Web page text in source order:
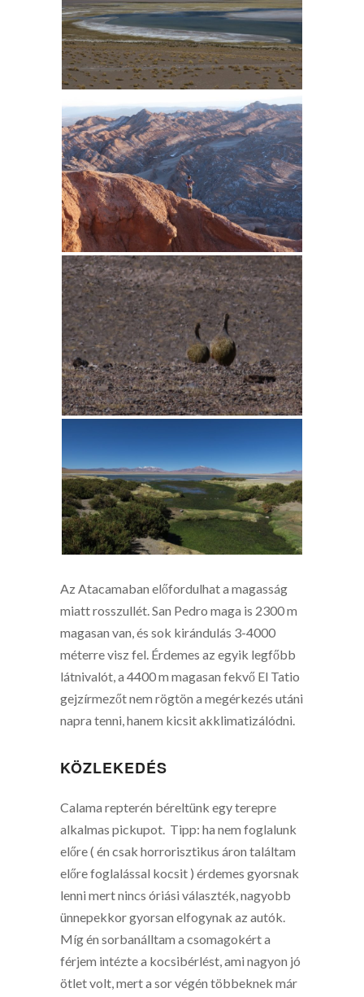
Az Atacamaban előfordulhat a magasság
miatt rosszullét. San Pedro maga is 2300 m
magasan van, és sok kirándulás 3-4000
méterre visz fel. Érdemes az egyik legfőbb
látnivalót, a 4400 m magasan fekvő El Tatio
gejzírmezőt nem rögtön a megérkezés utáni
napra tenni, hanem kicsit akklimatizálódni.
KÖZLEKEDÉS
Calama repterén béreltünk egy terepre
alkalmas pickupot. Tipp: ha nem foglalunk
előre ( én csak horrorisztikus áron találtam
előre foglalással kocsit ) érdemes gyorsnak
lenni mert nincs óriási választék, nagyobb
ünnepekkor gyorsan elfogynak az autók.
Míg én sorbanálltam a csomagokért a
férjem intézte a kocsibérlést, ami nagyon jó
ötlet volt, mert a sor végén többeknek már